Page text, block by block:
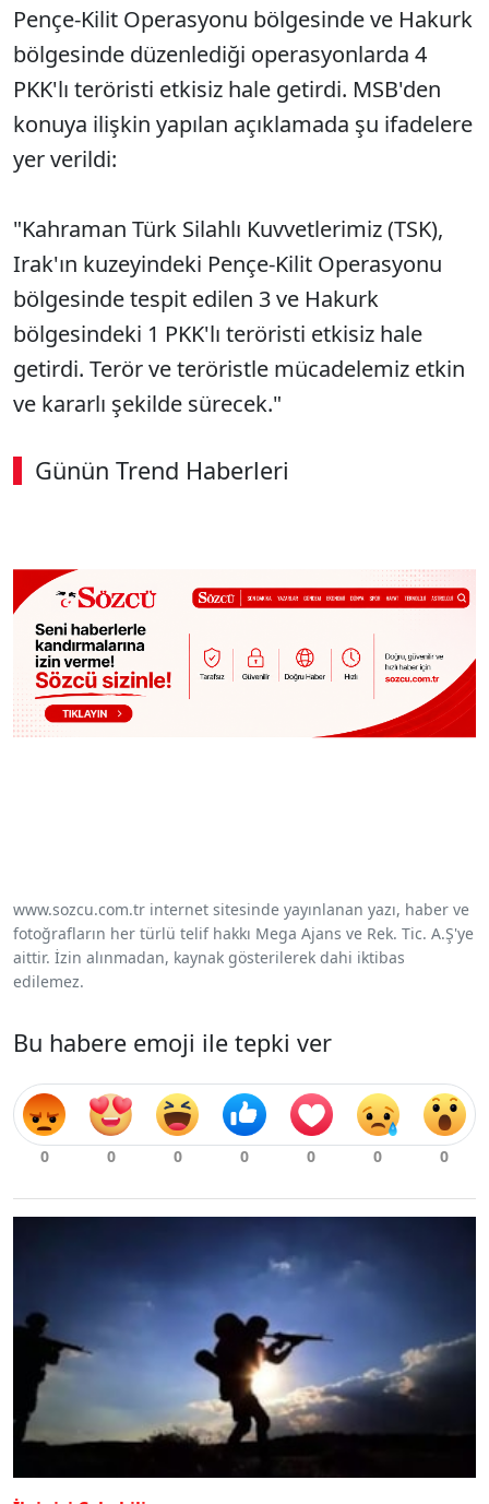
Pençe-Kilit Operasyonu bölgesinde ve Hakurk
bölgesinde düzenlediği operasyonlarda 4
PKK'lı teröristi etkisiz hale getirdi. MSB'den
konuya ilişkin yapılan açıklamada şu ifadelere
yer verildi:
"Kahraman Türk Silahlı Kuvvetlerimiz (TSK),
Irak'ın kuzeyindeki Pençe-Kilit Operasyonu
bölgesinde tespit edilen 3 ve Hakurk
bölgesindeki 1 PKK'lı teröristi etkisiz hale
getirdi. Terör ve teröristle mücadelemiz etkin
ve kararlı şekilde sürecek."
Günün Trend Haberleri
www.sozcu.com.tr internet sitesinde yayınlanan yazı, haber ve
fotoğrafların her türlü telif hakkı Mega Ajans ve Rek. Tic. A.Ş'ye
aittir. İzin alınmadan, kaynak gösterilerek dahi iktibas
edilemez.
Bu habere emoji ile tepki ver